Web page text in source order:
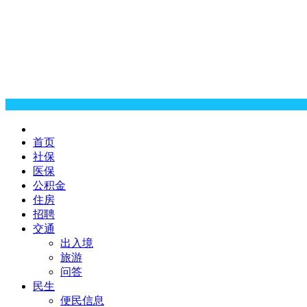
首页
社保
医保
公积金
住房
招聘
交通
出入境
旅游
问答
民生
便民信息